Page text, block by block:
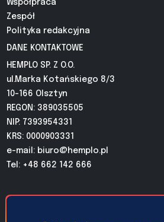
Współpraca
Zespół
Polityka redakcyjna
DANE KONTAKTOWE
HEMPLO SP. Z O.O.
ul.Marka Kotańskiego 8/3
10-166 Olsztyn
REGON: 389035505
NIP: 7393954331
KRS: 0000903331
e-mail: biuro@hemplo.pl
Tel: +48 662 142 666